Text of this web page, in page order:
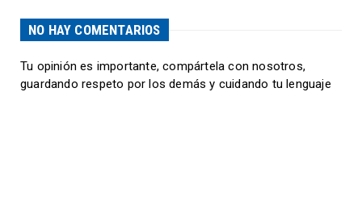
NO HAY COMENTARIOS
Tu opinión es importante, compártela con nosotros,
guardando respeto por los demás y cuidando tu lenguaje